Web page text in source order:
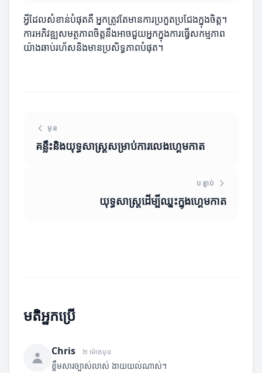
អ្វីដែលសំខាន់បំផុតគឺ អ្នកត្រូវតែមានការប្រកួតប្រជែងក្នុងចិត្ត។
ការអភិវឌ្ឍសមត្ថភាពចិត្តនឹងអាចជួយអ្នកក្នុងការធ្វើសកម្មភាព
យ៉ាងឆាប់រហ័សនិងមានប្រសិទ្ធភាពបំផុត។
មុន
គន្លឹះនិងយុទ្ធសាស្ត្រសម្រាប់ការលេងហ្គេមកាត
បន្ទាប់
យុទ្ធសាស្ត្រដើម្បីឈ្នះក្នុងហ្គេមកាត
មតិអ្នកប្រើ
Chris ២ ម៉ោងមុន
ខ្លឹមសារច្បាស់លាស់ ងាយយល់ណាស់។